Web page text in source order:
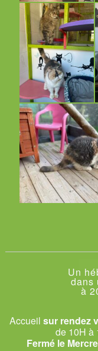
Un
dans
à
Accueilsur rendez
de 10H à
Fermé le